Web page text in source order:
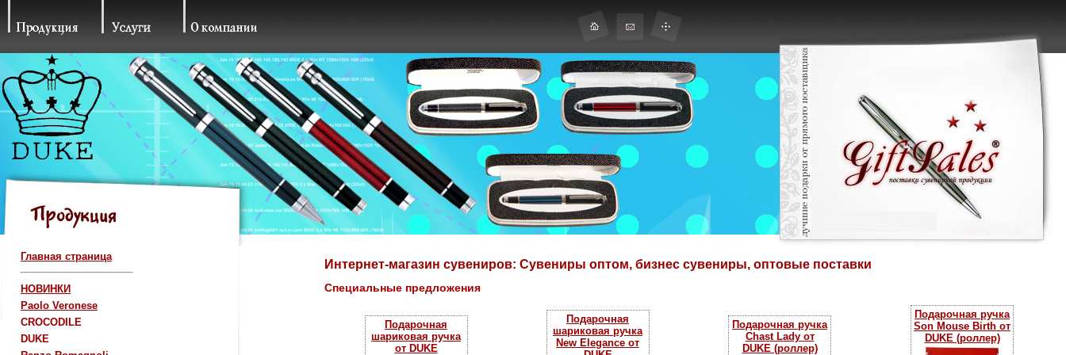
Главная страница
НОВИНКИ
Paolo Veronese
CROCODILE
DUKE
Интернет-магазин сувениров: Сувениры оптом, бизнес сувениры, оптовые поставки
Специальные предложения
Подарочная
шариковая ручка
от DUKE
Подарочная
шариковая ручка
New Elegance от
Подарочная ручка
Chast Lady от
DUKE (роллер)
Подарочная ручка
Son Mouse Birth от
DUKE (роллер)